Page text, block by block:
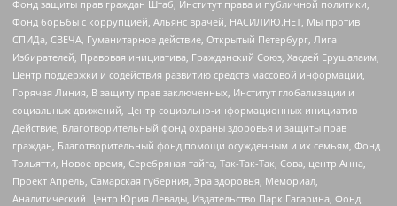
Фонд защиты прав граждан Штаб, Институт права и публичной политики,
Фонд борьбы с коррупцией, Альянс врачей, НАСИЛИЮ.НЕТ, Мы против
СПИДа, СВЕЧА, Гуманитарное действие, Открытый Петербург, Лига
Избирателей, Правовая инициатива, Гражданский Союз, Хасдей Ерушалаим,
Центр поддержки и содействия развитию средств массовой информации,
Горячая Линия, В защиту прав заключенных, Институт глобализации и
социальных движений, Центр социально-информационных инициатив
Действие, Благотворительный фонд охраны здоровья и защиты прав
граждан, Благотворительный фонд помощи осужденным и их семьям, Фонд
Тольятти, Новое время, Серебряная тайга, Так-Так-Так, Сова, центр Анна,
Проект Апрель, Самарская губерния, Эра здоровья, Мемориал,
Аналитический Центр Юрия Левады, Издательство Парк Гагарина, Фонд